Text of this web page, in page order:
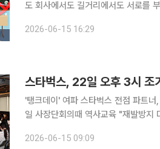
도 회사에서도 길거리에서도 서로를 부
열리는 경기가 마침 한국의 점심시간
2026-06-15 16:29
'탱크데이' 여파 스타벅스 전점 파트
일 사장단회의때 역사교육 "재발방지
받는다. 정용진 신세계그룹 회장을 비
2026-06-15 09:09